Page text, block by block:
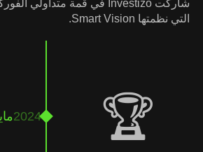
التي نظمتها Smart Vision.
2024 🏆